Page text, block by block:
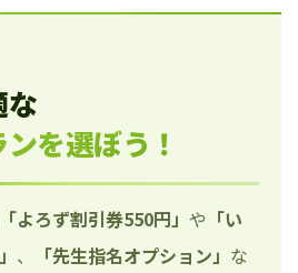
な
を選ぼう！
「よろず割引券550円」 や 「い
、 「先生指名オプション」 な